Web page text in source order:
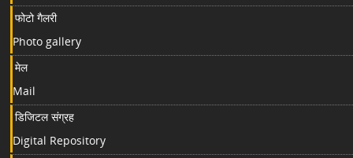
फोटो गैलरी
Photo gallery
मेल
Mail
डिजिटल संग्रह
Digital Repository